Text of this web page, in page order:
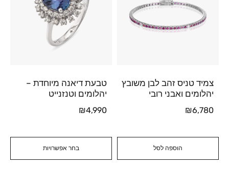
הוספה לסל
צמיד טניס זהב לבן משובץ
יהלומים ואבני רובי
₪6,780
בחר אפשרויות
טבעת דיאנה מיוחדת –
יהלומים וטנזנייט
₪4,990